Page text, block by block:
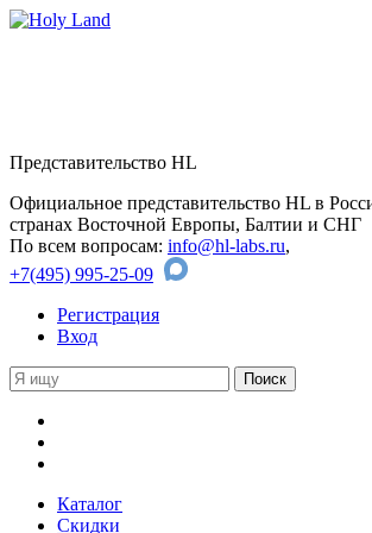
Представительство HL
Официальное представительство HL в
странах Восточной Европы, Балтии и СНГ
По всем вопросам: info@hl-labs.ru,
+7(495) 995-25-09
Регистрация
Вход
Каталог
Скидки